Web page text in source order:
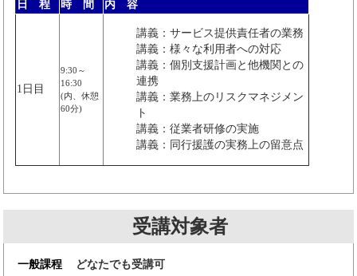
日 程
時 間 内 容
1日目
9:30～
16:30
(内、休憩
60分)
講義：サービス提供責任者の業務
講義：様々な利用者への対応
講義：個別支援計画と他機関との
連携
講義：業務上のリスクマネジメン
ト
講義：従業者研修の実施
講義：同行援護の実務上の留意点
受講対象者
一般課程
どなたでも受講可